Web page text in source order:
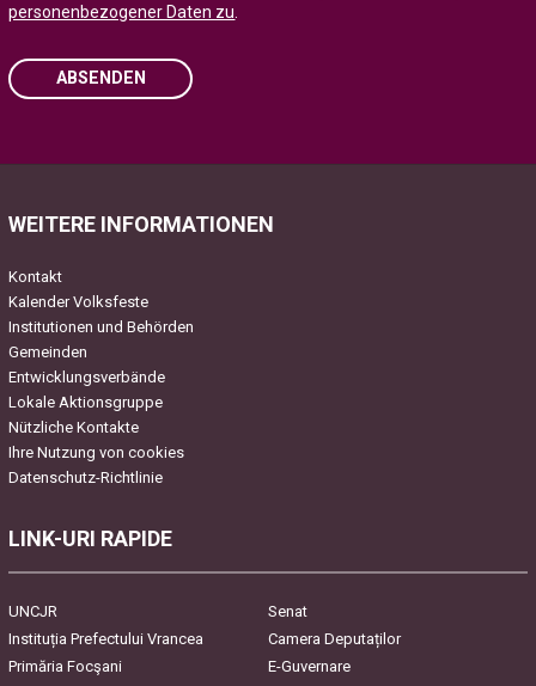
personenbezogener Daten zu
ABSENDEN
WEITERE INFORMATIONEN
Kontakt
Kalender Volksfeste
Institutionen und Behörden
Gemeinden
Entwicklungsverbände
Lokale Aktionsgruppe
Nützliche Kontakte
Ihre Nutzung von cookies
Datenschutz-Richtlinie
LINK-URI RAPIDE
UNCJR
Senat
Instituția Prefectului Vrancea
Camera Deputaților
Primăria Focşani
E-Guvernare